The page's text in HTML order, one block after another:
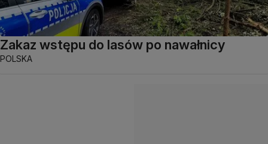
Zakaz wstępu do lasów po nawałnicy
POLSKA